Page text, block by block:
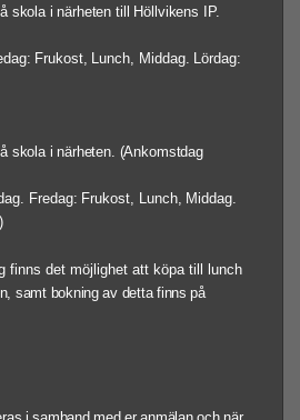
skola i närheten till Höllvikens IP.
Frukost, Lunch, Middag. Lördag:
skola i närheten. (Ankomstdag
Fredag: Frukost, Lunch, Middag.
finns det möjlighet att köpa till lunch
samt bokning av dettafinns på